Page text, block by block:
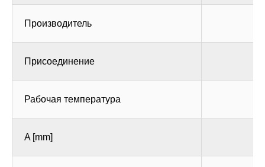
Производитель
Присоединение
Рабочая температура
A [mm]